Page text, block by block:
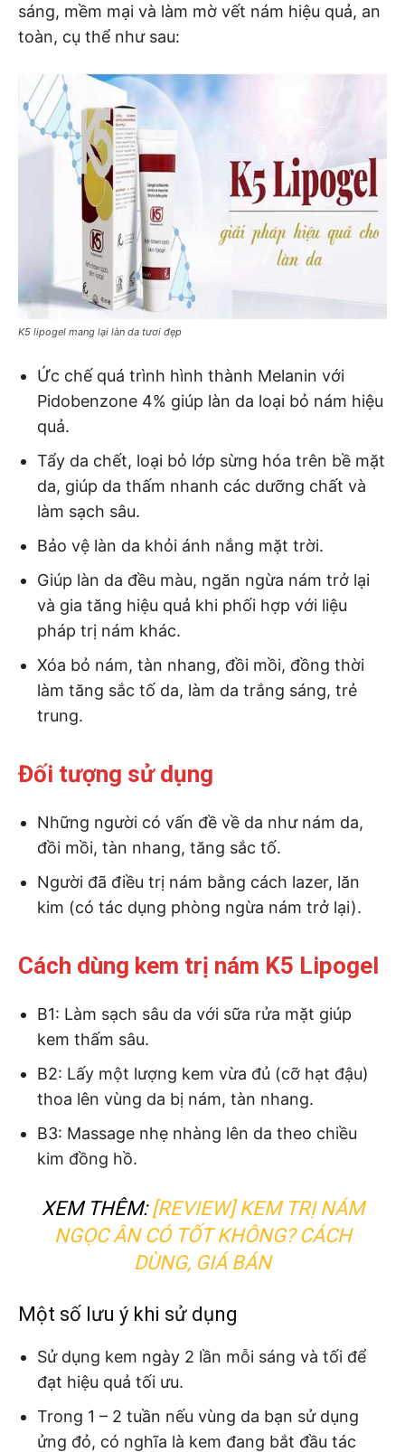
sáng, mềm mại và làm mờ vết nám hiệu quả, an
toàn, cụ thể như sau:
K5 lipogel mang lại làn da tươi đẹp
Ức chế quá trình hình thành Melanin với
Pidobenzone 4% giúp làn da loại bỏ nám hiệu
quả.
Tẩy da chết, loại bỏ lớp sừng hóa trên bề mặt
da, giúp da thấm nhanh các dưỡng chất và
làm sạch sâu.
Bảo vệ làn da khỏi ánh nắng mặt trời.
Giúp làn da đều màu, ngăn ngừa nám trở lại
và gia tăng hiệu quả khi phối hợp với liệu
pháp trị nám khác.
Xóa bỏ nám, tàn nhang, đồi mồi, đồng thời
làm tăng sắc tố da, làm da trắng sáng, trẻ
trung.
Đối tượng sử dụng
Những người có vấn đề về da như nám da,
đồi mồi, tàn nhang, tăng sắc tố.
Người đã điều trị nám bằng cách lazer, lăn
kim (có tác dụng phòng ngừa nám trở lại).
Cách dùng kem trị nám K5 Lipogel
B1: Làm sạch sâu da với sữa rửa mặt giúp
kem thấm sâu.
B2: Lấy một lượng kem vừa đủ (cỡ hạt đậu)
thoa lên vùng da bị nám, tàn nhang.
B3: Massage nhẹ nhàng lên da theo chiều
kim đồng hồ.
XEM THÊM: [REVIEW] KEM TRỊ NÁM
NGỌC ÂN CÓ TỐT KHÔNG? CÁCH
DÙNG, GIÁ BÁN
Một số lưu ý khi sử dụng
Sử dụng kem ngày 2 lần mỗi sáng và tối để
đạt hiệu quả tối ưu.
Trong 1 – 2 tuần nếu vùng da bạn sử dụng
ửng đỏ, có nghĩa là kem đang bắt đầu tác